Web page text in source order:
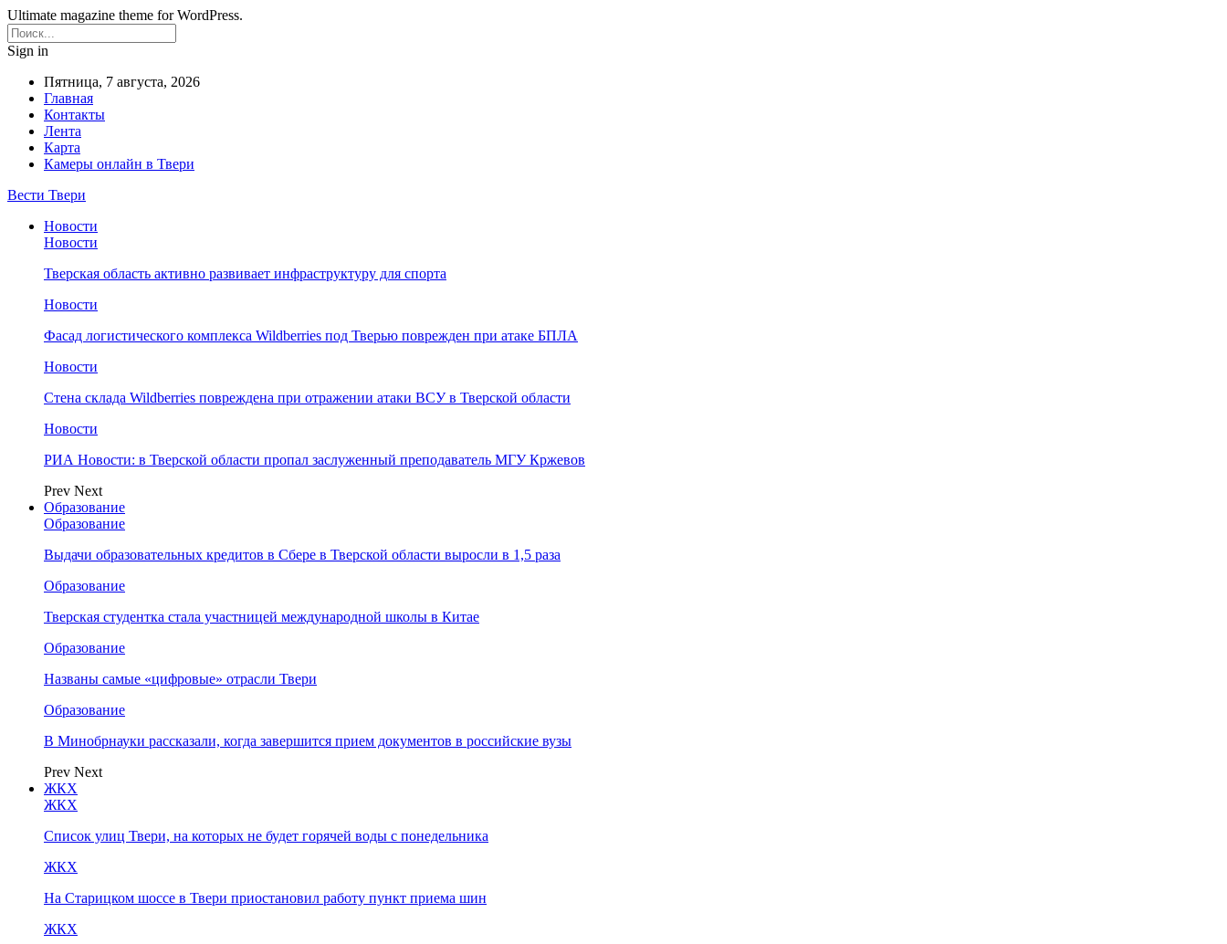
Ultimate magazine theme for WordPress.
Sign in
Пятница, 7 августа, 2026
Главная
Контакты
Лента
Карта
Камеры онлайн в Твери
Вести Твери
Новости
Новости
Тверская область активно развивает инфраструктуру для спорта
Новости
Фасад логистического комплекса Wildberries под Тверью поврежден при атаке БПЛА
Новости
Стена склада Wildberries повреждена при отражении атаки ВСУ в Тверской области
Новости
РИА Новости: в Тверской области пропал заслуженный преподаватель МГУ Кржевов
Prev Next
Образование
Образование
Выдачи образовательных кредитов в Сбере в Тверской области выросли в 1,5 раза
Образование
Тверская студентка стала участницей международной школы в Китае
Образование
Названы самые «цифровые» отрасли Твери
Образование
В Минобрнауки рассказали, когда завершится прием документов в российские вузы
Prev Next
ЖКХ
ЖКХ
Список улиц Твери, на которых не будет горячей воды с понедельника
ЖКХ
На Старицком шоссе в Твери приостановил работу пункт приема шин
ЖКХ